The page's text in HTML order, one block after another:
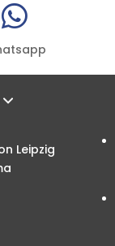

Leipzig